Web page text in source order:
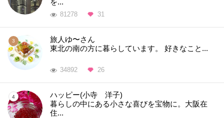
を...
81278 31
旅人ゆ〜さん
東北の南の方に暮らしています。 好きなこと...
34892 26
ハッピー(小寺 洋子)
暮らしの中にある小さな喜びを宝物に。大阪在
住...